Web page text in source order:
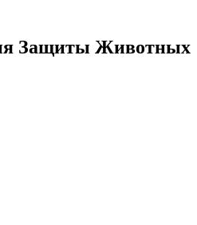
Защиты Животных